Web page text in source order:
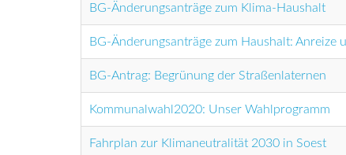
BG-Änderungsanträge zum Klima-Haushalt
BG-Änderungsanträge zum Haushalt: Anreize
BG-Antrag: Begrünung der Straßenlaternen
Kommunalwahl2020: Unser Wahlprogramm
Fahrplan zur Klimaneutralität 2030 in Soest